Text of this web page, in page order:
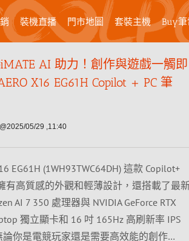
裝機直播 門市地圖 套裝主機 Buy筆
AI 助力！創作與遊戲一觸即
X16 EG61H Copilot + PC 筆
@2025/05/29 ,11:40
EG61H (1WH93TWC64DH) 這款 Copilot+
有高質感的外觀和輕薄設計，還搭載了最
AI 7 350 處理器與 NVIDIA GeForce RTX
獨立顯卡和 16 吋 165Hz 高刷新率 IPS
論你是電競玩家還是需要高效能的創作…